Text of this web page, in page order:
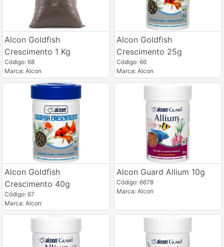
Alcon Goldfish
Crescimento 1 Kg
Código: 68
Marca: Alcon
Alcon Goldfish
Crescimento 25g
Código: 66
Marca: Alcon
Alcon Goldfish
Crescimento 40g
Código: 67
Marca: Alcon
Alcon Guard Allium 10g
Código: 6678
Marca: Alcon